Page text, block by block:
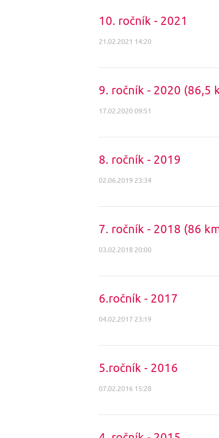
10. ročník - 2021
21.02.2021 14:20
9. ročník - 2020 (86,5
17.02.2020 09:51
8. ročník - 2019
02.06.2019 23:34
7. ročník - 2018 (86
03.02.2018 20:00
6.ročník - 2017
04.02.2017 23:19
5.ročník - 2016
07.02.2016 15:28